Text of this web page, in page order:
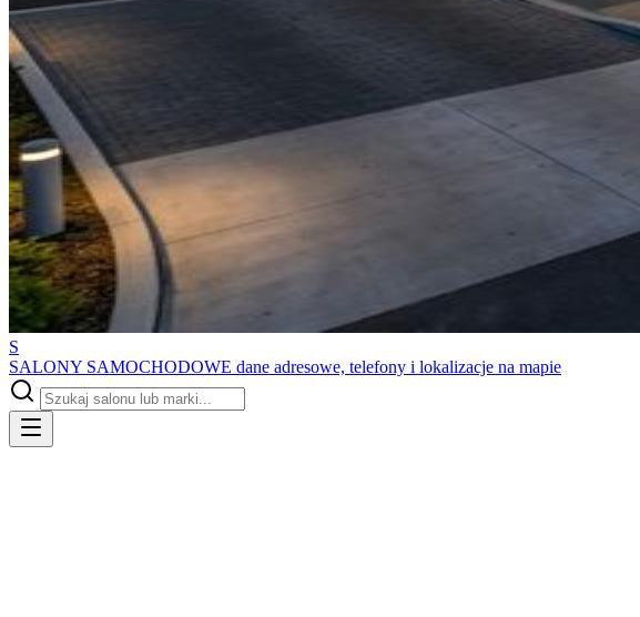
S
SALONY SAMOCHODOWE dane adresowe, telefony i lokalizacje na mapie